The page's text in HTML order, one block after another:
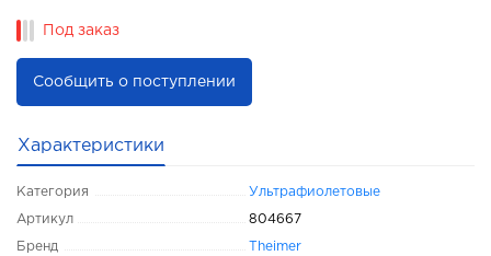
Под заказ
Сообщить о поступлении
Характеристики
Категория Ультрафиолетовые
Артикул 804667
Бренд Theimer